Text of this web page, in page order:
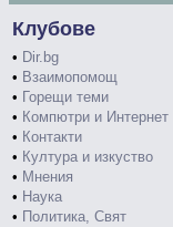
Клубове
• Dir.bg
• Взаимопомощ
• Горещи теми
• Компютри и Интернет
• Контакти
• Култура и изкуство
• Мнения
• Наука
• Политика, Свят